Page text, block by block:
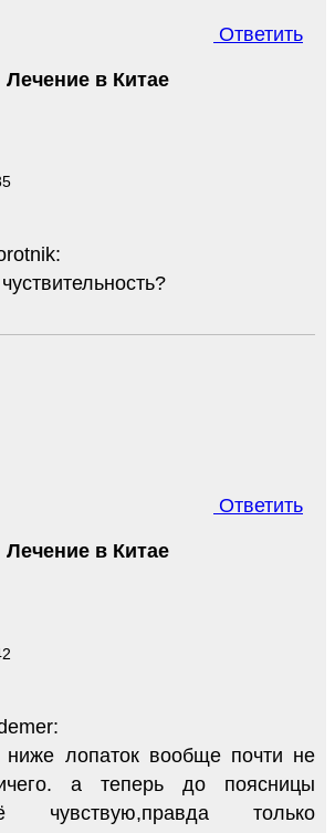
Ответить
Лечение в Китае
Ответить
Лечение в Китае
ниже лопаток вообще почти не
а теперь до поясницы
только